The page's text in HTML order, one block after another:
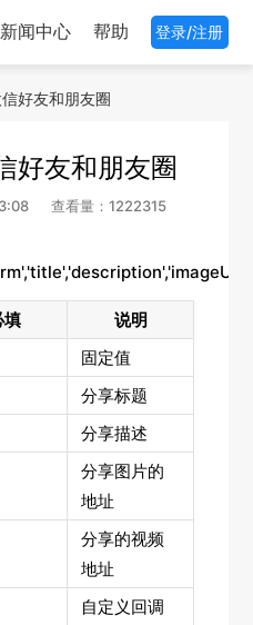
新闻中心 帮助 登录/注册
好友和朋友圈
好友和朋友圈
查看量：1222315
填
说明
固定值
分享标题
分享描述
分享图片的
地址
分享的视频
地址
自定义回调